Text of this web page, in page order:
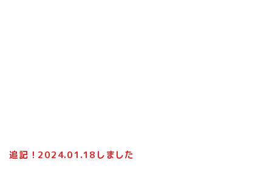
追記！2024.01.18しました